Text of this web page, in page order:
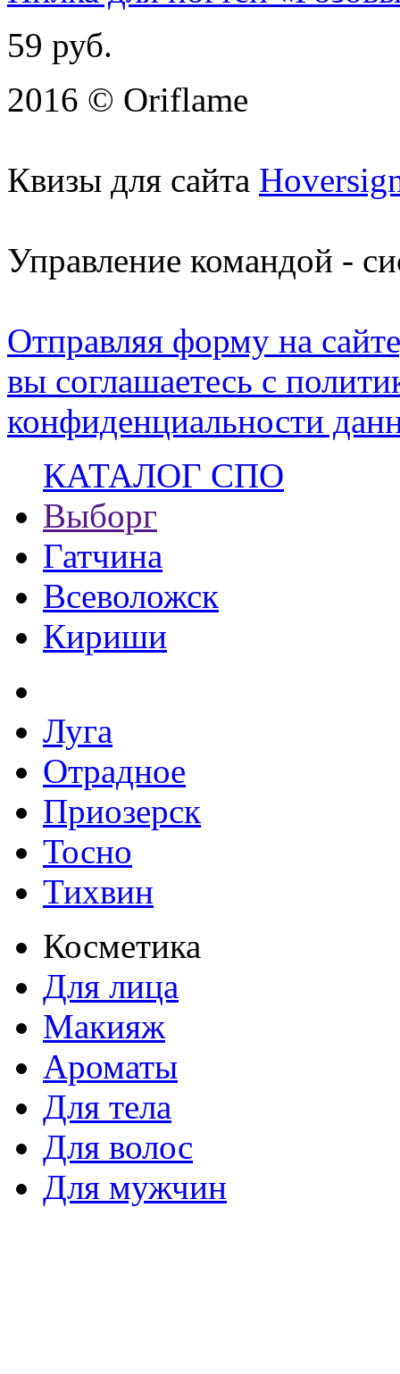
59 руб.
2016 © Oriflame
Квизы для сайта
Управление командой -
Отправляя форму на
вы соглашаетесь с
конфиденциальности
КАТАЛОГ СПО
Выборг
Гатчина
Всеволожск
Кириши
Луга
Отрадное
Приозерск
Тосно
Тихвин
Косметика
Для лица
Макияж
Ароматы
Для тела
Для волос
Для мужчин